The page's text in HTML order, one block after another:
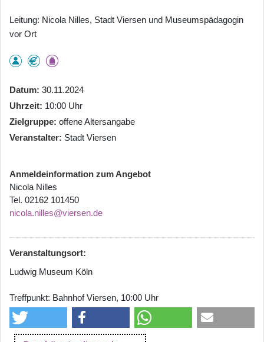
Leitung: Nicola Nilles, Stadt Viersen und Museumspädagogin
vor Ort
Datum 30.11.2024
Uhrzeit 10:00 Uhr
Zielgruppe offene Altersangabe
Veranstalter Stadt Viersen
Anmeldeinformation zum Angebot
Nicola Nilles
Tel. 02162 101450
nicola.nilles@viersen.de
Veranstaltungsort:
Ludwig Museum Köln
Treffpunkt: Bahnhof Viersen, 10:00 Uhr